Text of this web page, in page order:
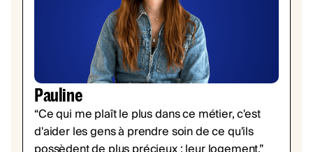
Pauline
“Ce qui me plaît le plus dans ce métier, c'est
d'aider les gens à prendre soin de ce qu'ils